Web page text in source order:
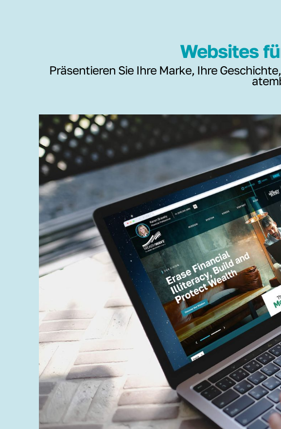
Websites
Präsentieren Sie Ihre Marke, Ihre